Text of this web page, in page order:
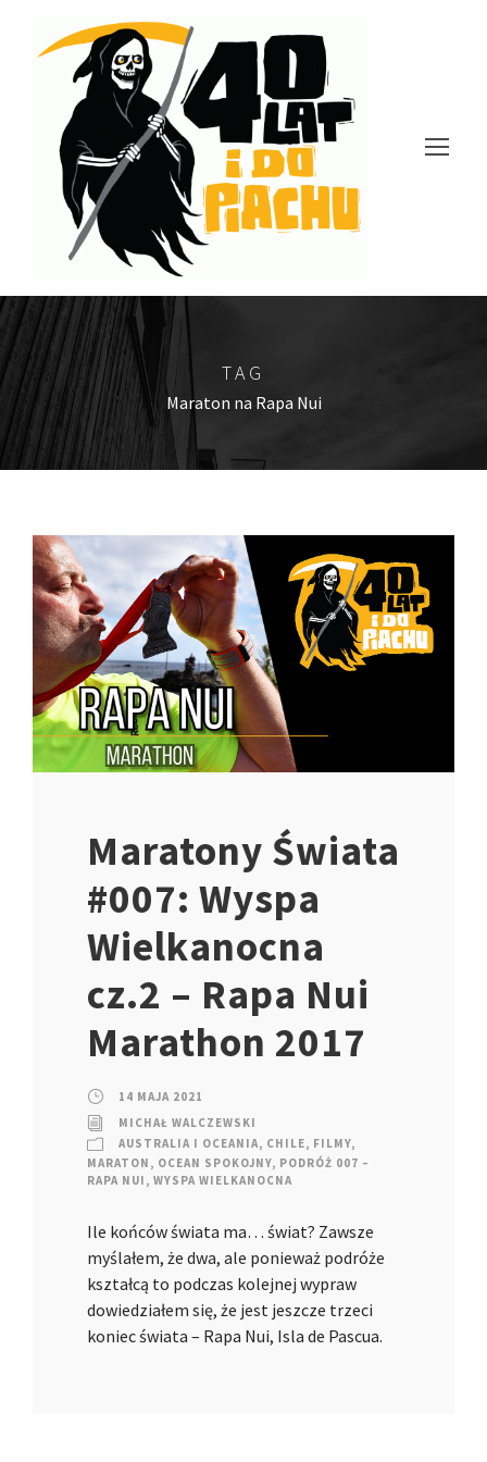
TAG
Maraton na Rapa Nui
Maratony Świata
#007: Wyspa
Wielkanocna
cz.2 – Rapa Nui
Marathon 2017
14 MAJA 2021
MICHAŁ WALCZEWSKI
AUSTRALIA I OCEANIA, CHILE, FILMY,
MARATON , OCEAN SPOKOJNY, PODRÓŻ 007 –
RAPA NUI , WYSPA WIELKANOCNA
Ile końców świata ma… świat? Zawsze
myślałem, że dwa, ale ponieważ podróże
kształcą to podczas kolejnej wypraw
dowiedziałem się, że jest jeszcze trzeci
koniec świata – Rapa Nui, Isla de Pascua.